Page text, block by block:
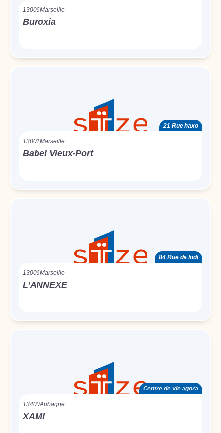
13006Marseille
Buroxia
21 Rue haxo
13001Marseille
Babel Vieux-Port
84 Rue de lodi
13006Marseille
L’ANNEXE
Centre de vie agora
13400Aubagne
XAMI